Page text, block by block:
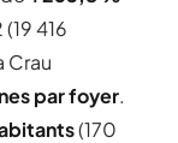
416
Crau
par foyer.
(170